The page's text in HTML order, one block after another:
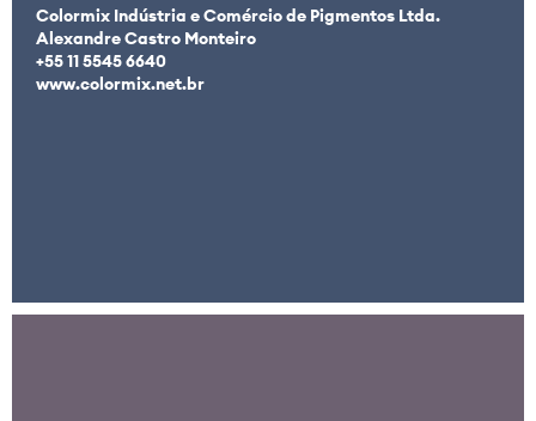
Colormix Indústria e Comércio de Pigmentos Ltda.
Alexandre Castro Monteiro
+55 11 5545 6640
www.colormix.net.br